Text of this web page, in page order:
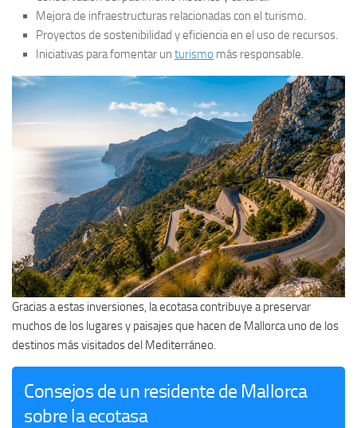
Mejora de infraestructuras relacionadas con el turismo.
Proyectos de sostenibilidad y eficiencia en el uso de recursos.
Iniciativas para fomentar un turismo más responsable.
Gracias a estas inversiones, la ecotasa contribuye a preservar
muchos de los lugares y paisajes que hacen de Mallorca uno de los
destinos más visitados del Mediterráneo.
Consejos de un residente de Mallorca
sobre la ecotasa